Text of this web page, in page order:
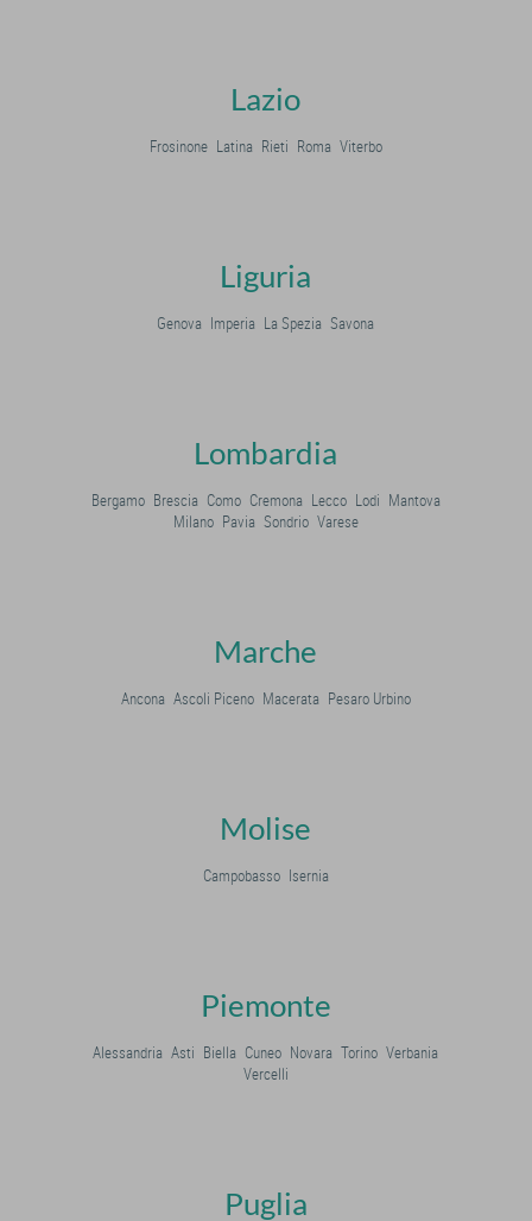
Lazio
Frosinone Latina Rieti Roma Viterbo
Liguria
Genova Imperia La Spezia Savona
Lombardia
Bergamo Brescia Como Cremona Lecco Lodi Mantova
Milano Pavia Sondrio Varese
Marche
Ancona Ascoli Piceno Macerata Pesaro Urbino
Molise
Campobasso Isernia
Piemonte
Alessandria Asti Biella Cuneo Novara Torino Verbania
Vercelli
Puglia